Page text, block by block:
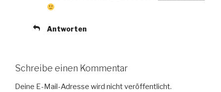
Antworten
Schreibe einen Kommentar
Deine E-Mail-Adresse wird nicht veröffentlicht.